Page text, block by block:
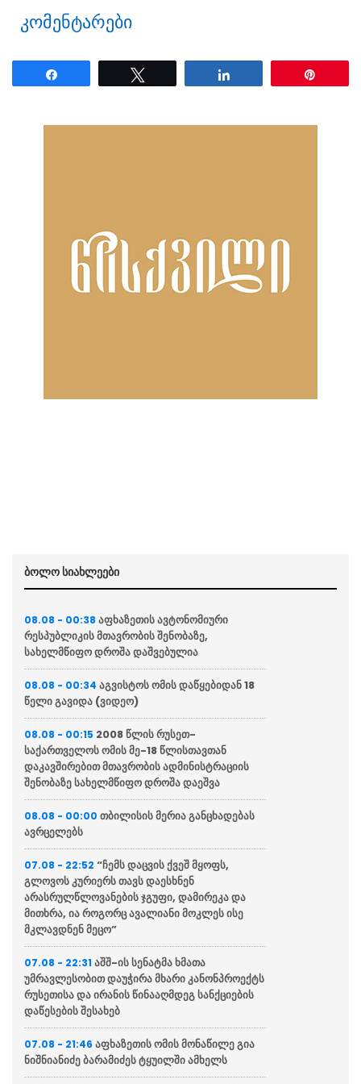
კომენტარები
ბოლო სიახლეები
08.08 - 00:38 აფხაზეთის ავტონომიური
რესპუბლიკის მთავრობის შენობაზე,
სახელმწიფო დროშა დაშვებულია
08.08 - 00:34 აგვისტოს ომის დაწყებიდან 18
წელი გავიდა (ვიდეო)
08.08 - 00:15 2008 წლის რუსეთ-
საქართველოს ომის მე-18 წლისთავთან
დაკავშირებით მთავრობის ადმინისტრაციის
შენობაზე სახელმწიფო დროშა დაეშვა
08.08 - 00:00 თბილისის მერია განცხადებას
ავრცელებს
07.08 - 22:52 “ჩემს დაცვის ქვეშ მყოფს,
გლოვოს კურიერს თავს დაესხნენ
არასრულწლოვანების ჯგუფი, დამირეკა და
მითხრა, ია როგორც ავალიანი მოკლეს ისე
მკლავდნენ მეცო”
07.08 - 22:31 აშშ-ის სენატმა ხმათა
უმრავლესობით დაუჭირა მხარი კანონპროექტს
რუსეთისა და ირანის წინააღმდეგ სანქციების
დაწესების შესახებ
07.08 - 21:46 აფხაზეთის ომის მონაწილე გია
ნიშნიანიძე ბარამიძეს ტყუილში ამხელს